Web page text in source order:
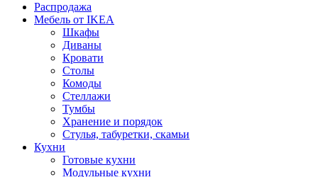
Распродажа
Мебель от IKEA
Шкафы
Диваны
Кровати
Столы
Комоды
Стеллажи
Тумбы
Хранение и порядок
Стулья, табуретки, скамьи
Кухни
Готовые кухни
Модульные кухни